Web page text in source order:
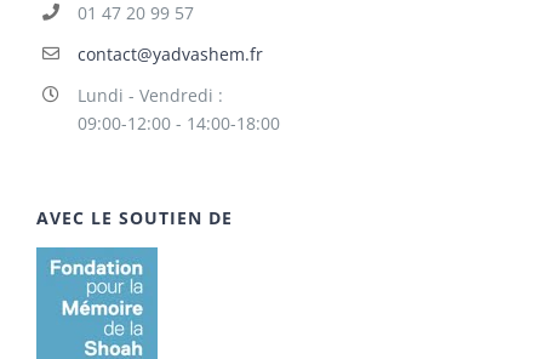
01 47 20 99 57
contact@yadvashem.fr
Lundi - Vendredi :
09:00-12:00 - 14:00-18:00
AVEC LE SOUTIEN DE